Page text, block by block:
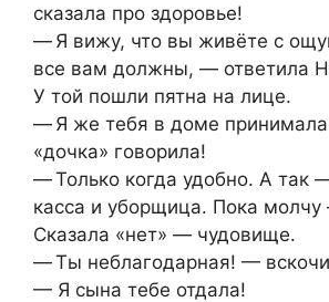
сказала про здоровье!
— Я вижу, что вы живёте с
все вам должны, — ответила
У той пошли пятна на лице.
— Я же тебя в доме
«дочка» говорила!
— Только когда удобно. А так
касса и уборщица. Пока
Сказала «нет» — чудовище.
— Ты неблагодарная! —
— Я сына тебе отдала!